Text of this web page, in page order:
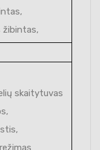
žibintas,
skaitytuvas